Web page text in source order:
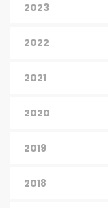
2023
2022
2021
2020
2019
2018